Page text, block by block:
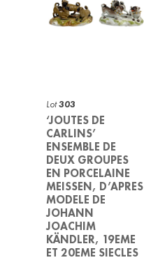
Lot303
‘JOUTES DE
CARLINS’
ENSEMBLE DE
DEUX GROUPES
EN PORCELAINE
MEISSEN, D’APRES
MODELE DE
JOHANN
JOACHIM
KÄNDLER, 19EME
ET 20EME SIECLES